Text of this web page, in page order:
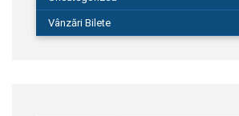
Vânzări Bilete